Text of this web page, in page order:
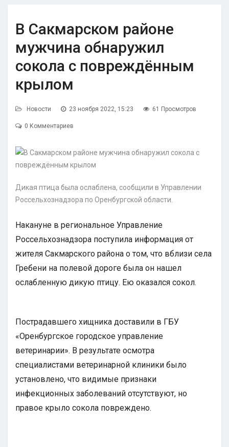
В Сакмарском районе
мужчина обнаружил
сокола с повреждённым
крылом
Новости 23 ноября 2022, 15:23 61 Просмотров
0 Комментариев
Дикая птица была ослаблена, сообщили в Управлении
Россельхознадзора по Оренбургской области.
Накануне в региональное Управление
Россельхознадзора поступила информация от
жителя Сакмарского района о том, что вблизи села
Гребени на полевой дороге была он нашел
ослабленную дикую птицу. Ею оказался сокол.
Пострадавшего хищника доставили в ГБУ
«Оренбургское городское управление
ветеринарии». В результате осмотра
специалистами ветеринарной клиники было
установлено, что видимые признаки
инфекционных заболеваний отсутствуют, но
правое крыло сокола повреждено.